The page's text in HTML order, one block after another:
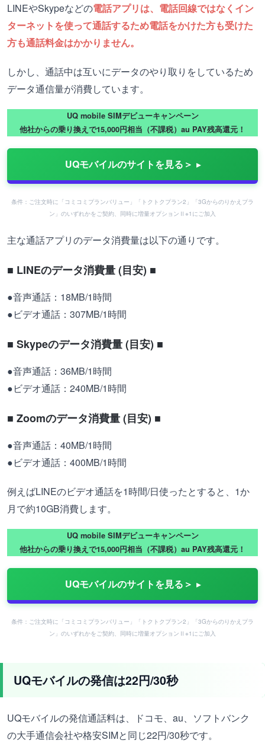
LINEやSkypeなどの電話アプリは、電話回線ではなくイン
ターネットを使って通話するため電話をかけた方も受けた
方も通話料金はかかりません。
しかし、通話中は互いにデータのやり取りをしているため
データ通信量が消費しています。
UQ mobile SIMデビューキャンペーン
他社からの乗り換えで15,000円相当（不課税）au PAY残高還元！
UQモバイルのサイトを見る＞
条件：ご注文時に「コミコミプランバリュー」「トクトクプラン2」「3Gからのりかえプラ
ン」のいずれかをご契約、同時に増量オプションⅡ※1にご加入
主な通話アプリのデータ消費量は以下の通りです。
■ LINEのデータ消費量 (目安) ■
●音声通話：18MB/1時間
●ビデオ通話：307MB/1時間
■ Skypeのデータ消費量 (目安) ■
●音声通話：36MB/1時間
●ビデオ通話：240MB/1時間
■ Zoomのデータ消費量 (目安) ■
●音声通話：40MB/1時間
●ビデオ通話：400MB/1時間
例えばLINEのビデオ通話を1時間/日使ったとすると、1か
月で約10GB消費します。
UQ mobile SIMデビューキャンペーン
他社からの乗り換えで15,000円相当（不課税）au PAY残高還元！
UQモバイルのサイトを見る＞
条件：ご注文時に「コミコミプランバリュー」「トクトクプラン2」「3Gからのりかえプラ
ン」のいずれかをご契約、同時に増量オプションⅡ※1にご加入
UQモバイルの発信は22円/30秒
UQモバイルの発信通話料は、ドコモ、au、ソフトバンク
の大手通信会社や格安SIMと同じ22円/30秒です。